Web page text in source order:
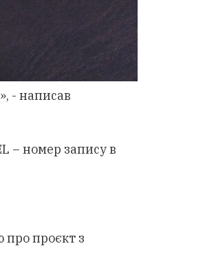
- написав
– номер запису в
про проєкт з